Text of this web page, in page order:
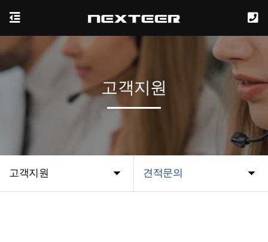
고객지원 견적문의
고객지원